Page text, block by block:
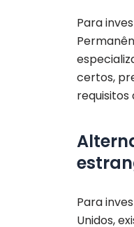
Para
certos,
requisitos
Para
Unidos,